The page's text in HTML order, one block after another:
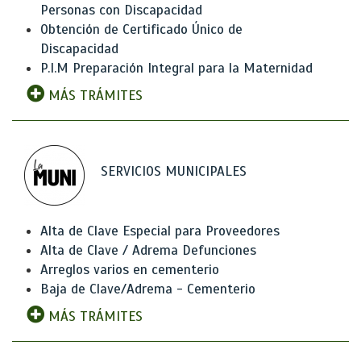
Personas con Discapacidad
Obtención de Certificado Único de
Discapacidad
P.I.M Preparación Integral para la Maternidad
MÁS TRÁMITES
SERVICIOS MUNICIPALES
Alta de Clave Especial para Proveedores
Alta de Clave / Adrema Defunciones
Arreglos varios en cementerio
Baja de Clave/Adrema - Cementerio
MÁS TRÁMITES